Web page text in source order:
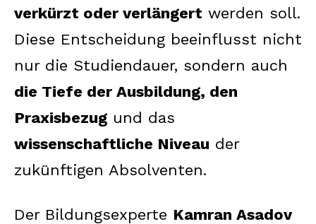
verkürzt oder verlängert werden soll.
Diese Entscheidung beeinflusst nicht
nur die Studiendauer, sondern auch
die Tiefe der Ausbildung, den
Praxisbezug und das
wissenschaftliche Niveau der
zukünftigen Absolventen.
Der Bildungsexperte Kamran Asadov